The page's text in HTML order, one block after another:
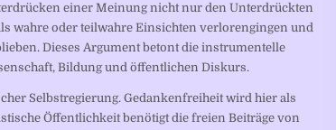
einer Meinung nicht nur den Unterdrückten
wahre oder teilwahre Einsichten verlorengingen und
Dieses Argument betont die instrumentelle
Bildung und öffentlichen Diskurs.
Selbstregierung. Gedankenfreiheit wird hier als
Öffentlichkeit benötigt die freien Beiträge von